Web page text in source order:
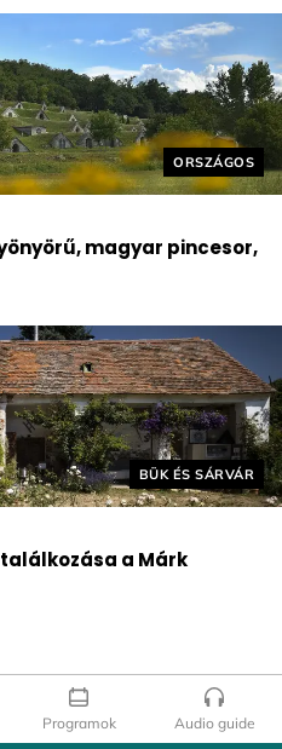
Helyszín
ORSZÁGOS
magyar pincesor,
Helyszín címkék:
BÜK ÉS SÁRVÁR
a Márk
Programok Audio guide